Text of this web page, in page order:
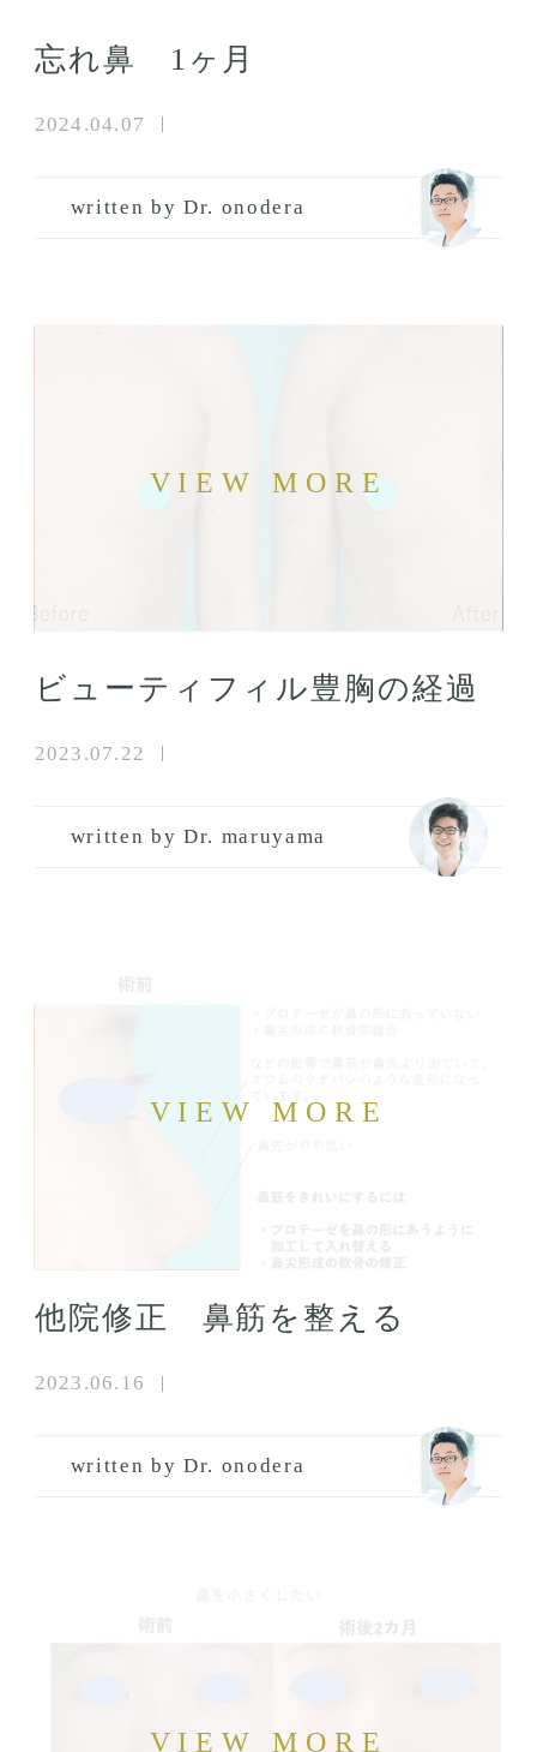
忘れ鼻 1ヶ月
2024.04.07
written by Dr. onodera
ビューティフィル豊胸の経過
2023.07.22
written by Dr. maruyama
他院修正 鼻筋を整える
2023.06.16
written by Dr. onodera